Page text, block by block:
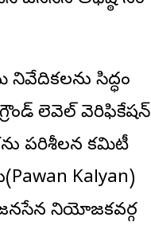
నివేదికలను సిద్ధం
లెవెల్ వెరిఫికేషన్
పరిశీలన కమిటీ
Kalyan)
నియోజకవర్గ